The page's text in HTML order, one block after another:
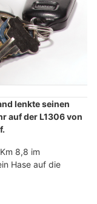
lenkte seinen
auf der L1306 von
8,8 im
Hase auf die